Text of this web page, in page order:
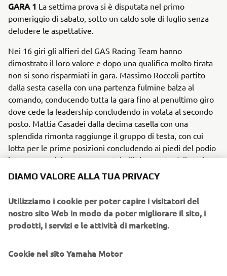
GARA 1 La settima prova si è disputata nel primo
pomeriggio di sabato, sotto un caldo sole di luglio senza
deludere le aspettative.
Nei 16 giri gli alfieri del GAS Racing Team hanno
dimostrato il loro valore e dopo una qualifica molto tirata
non si sono risparmiati in gara. Massimo Roccoli partito
dalla sesta casella con una partenza fulmine balza al
comando, conducendo tutta la gara fino al penultimo giro
dove cede la leadership concludendo in volata al secondo
posto. Mattia Casadei dalla decima casella con una
splendida rimonta raggiunge il gruppo di testa, con cui
lotta per le prime posizioni concludendo ai piedi del podio
in quarta posizione.Lorenzo Gabellini scattato dalla quinta
casella, combatte con i primi per tutta la gara dovendo
pochi decimi dai primi.
CIV– SUPERSPORT600 Misano Adriatico Round 7: 1
VALTULINI Stefano (Kawasaki) 26’54.711,2. ROCCOLI
(Yamaha) +0.2494.CASADEI Mattia (Yamaha)
DIAMO VALORE ALLA TUA PRIVACY
Utilizziamo i cookie per poter capire i visitatori del
nostro sito Web in modo da poter migliorare il sito, i
prodotti, i servizi e le attività di marketing.
Cookie nel sito Yamaha Motor